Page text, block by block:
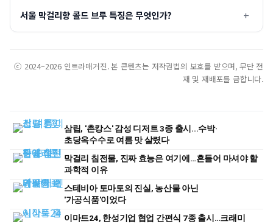
서울 막걸리향 콜드 브루 특징은 무엇인가?
ⓒ 2024–2026 인트라매거진. 본 콘텐츠는 저작권법의 보호를 받으며, 무단 전
재 및 재배포를 금합니다.
삼립, '촌캉스' 감성 디저트 3종 출시...수박·
초당옥수수로 여름 맛 살렸다
막걸리 침전물, 진짜 효능은 여기에…흔들어 마셔야 할
과학적 이유
스테비아 토마토의 진실, 농산물 아닌
'가공식품'이었다
이마트24, 한성기업 협업 간편식 7종 출시…크래미